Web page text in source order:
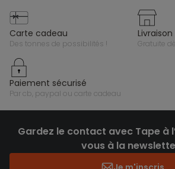
carte cadeau
des tonnes de possibilités !
livraison
gratuite
paiement sécurisé
par cb, paypal ou carte cadeau
Gardez le contact avec Tape à
vous à la